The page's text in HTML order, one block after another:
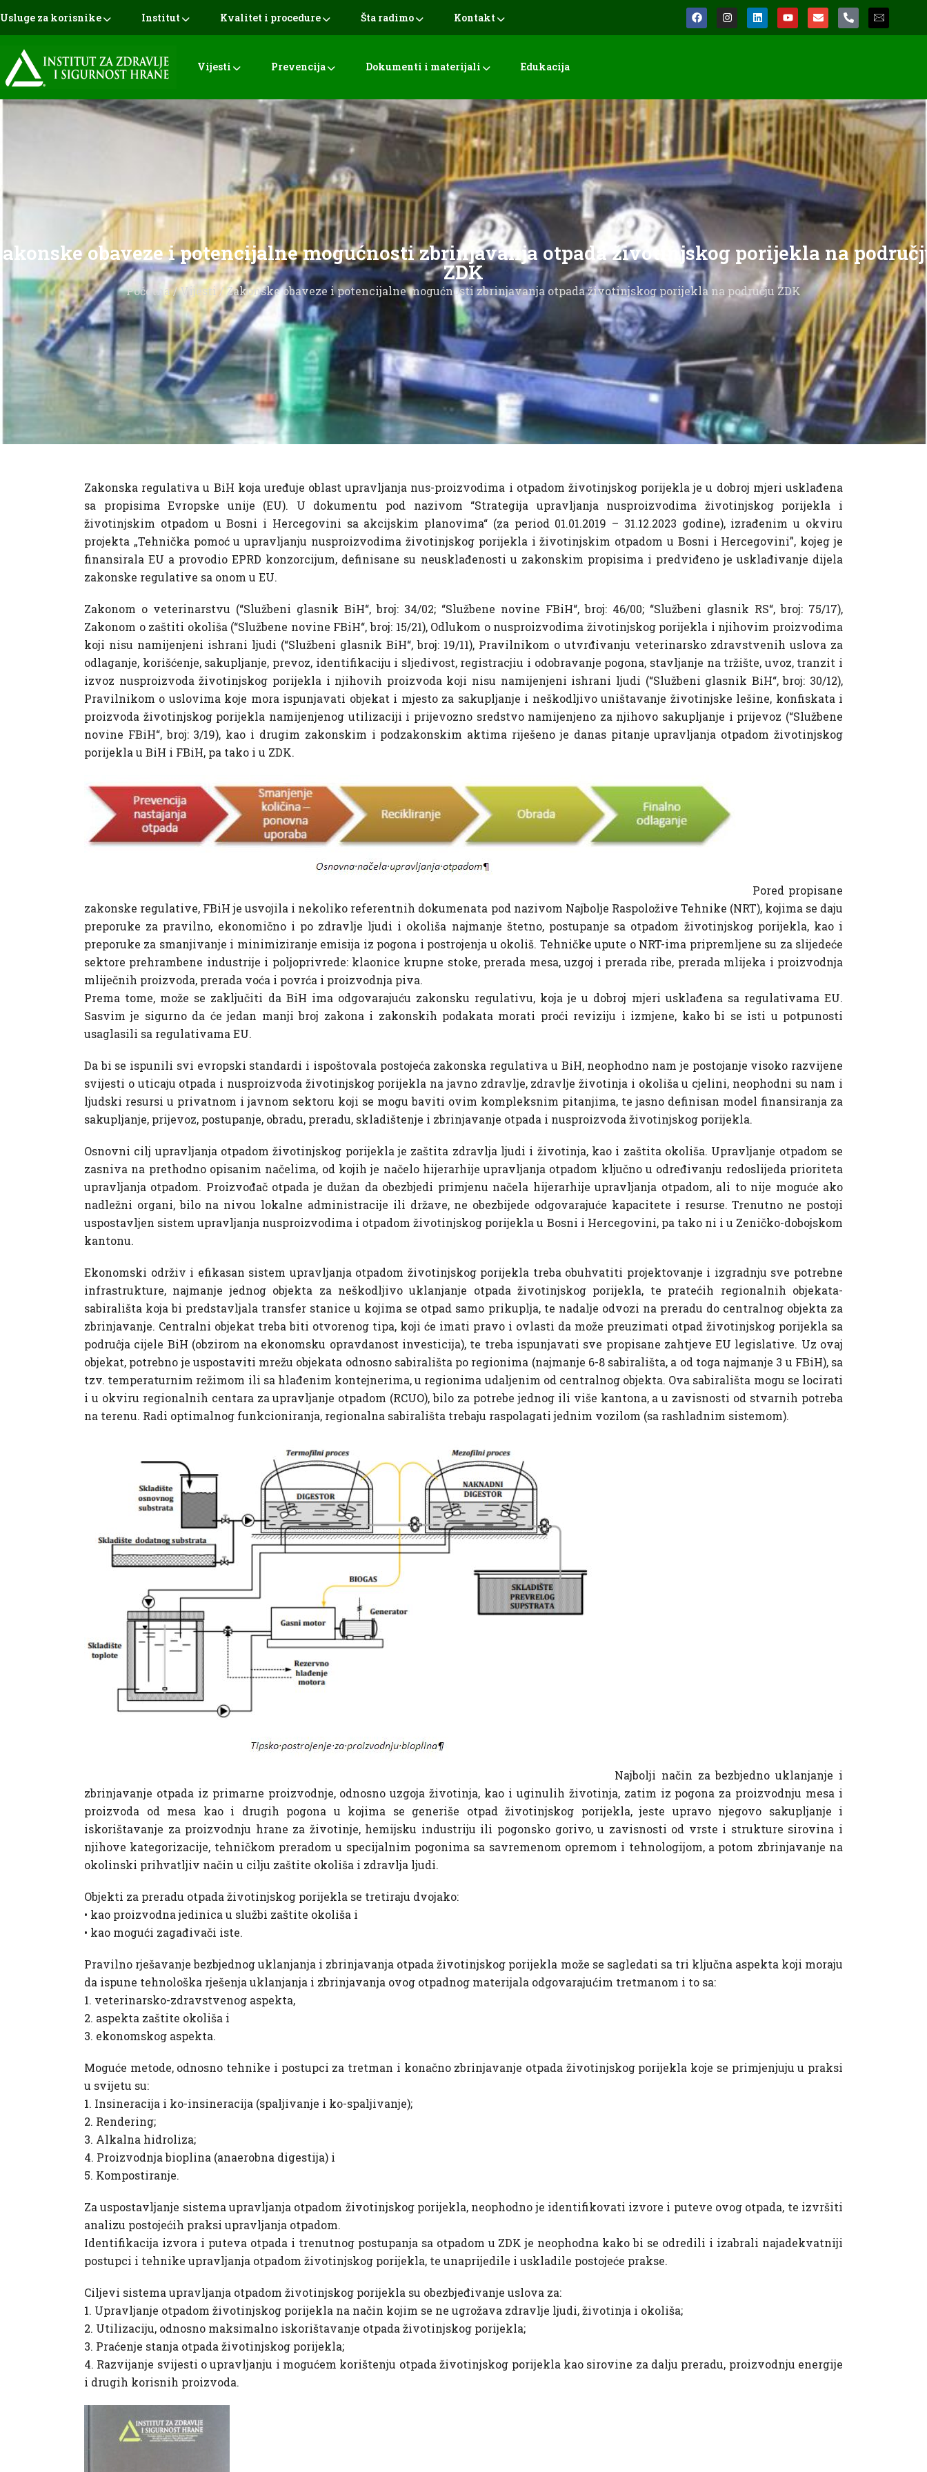
Usluge za korisnike Institut Kvalitet i procedure Šta radimo Kontakt
Vijesti Prevencija Dokumenti i materijali Edukacija
obaveze i potencijalne mogućnosti zbrinjavanja otpada životinjskog porijekla na
ZDK
Početna/Vijesti/ Zakonske obaveze i potencijalne mogućnosti zbrinjavanja otpada životinjskog porijekla na području ZDK
Zakonska regulativa u BiH koja uređuje oblast upravljanja nus-proizvodima i otpadom životinjskog porijekla je u dobroj mjeri usklađena
sa propisima Evropske unije (EU). U dokumentu pod nazivom “Strategija upravljanja nusproizvodima životinjskog porijekla i
životinjskim otpadom u Bosni i Hercegovini sa akcijskim planovima“ (za period 01.01.2019 – 31.12.2023 godine), izrađenim u okviru
projekta „Tehnička pomoć u upravljanju nusproizvodima životinjskog porijekla i životinjskim otpadom u Bosni i Hercegovini”, kojeg je
finansirala EU a provodio EPRD konzorcijum, definisane su neusklađenosti u zakonskim propisima i predviđeno je usklađivanje dijela
zakonske regulative sa onom u EU.
Zakonom o veterinarstvu (“Službeni glasnik BiH“, broj: 34/02; “Službene novine FBiH“, broj: 46/00; “Službeni glasnik RS“, broj: 75/17),
Zakonom o zaštiti okoliša (“Službene novine FBiH“, broj: 15/21), Odlukom o nusproizvodima životinjskog porijekla i njihovim proizvodima
koji nisu namijenjeni ishrani ljudi (“Službeni glasnik BiH“, broj: 19/11), Pravilnikom o utvrđivanju veterinarsko zdravstvenih uslova za
odlaganje, korišćenje, sakupljanje, prevoz, identifikaciju i sljedivost, registracjiu i odobravanje pogona, stavljanje na tržište, uvoz, tranzit i
izvoz nusproizvoda životinjskog porijekla i njihovih proizvoda koji nisu namijenjeni ishrani ljudi (“Službeni glasnik BiH“, broj: 30/12),
Pravilnikom o uslovima koje mora ispunjavati objekat i mjesto za sakupljanje i neškodljivo uništavanje životinjske lešine, konfiskata i
proizvoda životinjskog porijekla namijenjenog utilizaciji i prijevozno sredstvo namijenjeno za njihovo sakupljanje i prijevoz (“Službene
novine FBiH“, broj: 3/19), kao i drugim zakonskim i podzakonskim aktima riješeno je danas pitanje upravljanja otpadom životinjskog
porijekla u BiH i FBiH, pa tako i u ZDK.
Pored propisane
zakonske regulative, FBiH je usvojila i nekoliko referentnih dokumenata pod nazivom Najbolje Raspoložive Tehnike (NRT), kojima se daju
preporuke za pravilno, ekonomično i po zdravlje ljudi i okoliša najmanje štetno, postupanje sa otpadom životinjskog porijekla, kao i
preporuke za smanjivanje i minimiziranje emisija iz pogona i postrojenja u okoliš. Tehničke upute o NRT-ima pripremljene su za slijedeće
sektore prehrambene industrije i poljoprivrede: klaonice krupne stoke, prerada mesa, uzgoj i prerada ribe, prerada mlijeka i proizvodnja
mliječnih proizvoda, prerada voća i povrća i proizvodnja piva.
Prema tome, može se zaključiti da BiH ima odgovarajuću zakonsku regulativu, koja je u dobroj mjeri usklađena sa regulativama EU.
Sasvim je sigurno da će jedan manji broj zakona i zakonskih podakata morati proći reviziju i izmjene, kako bi se isti u potpunosti
usaglasili sa regulativama EU.
Da bi se ispunili svi evropski standardi i ispoštovala postojeća zakonska regulativa u BiH, neophodno nam je postojanje visoko razvijene
svijesti o uticaju otpada i nusproizvoda životinjskog porijekla na javno zdravlje, zdravlje životinja i okoliša u cjelini, neophodni su nam i
ljudski resursi u privatnom i javnom sektoru koji se mogu baviti ovim kompleksnim pitanjima, te jasno definisan model finansiranja za
sakupljanje, prijevoz, postupanje, obradu, preradu, skladištenje i zbrinjavanje otpada i nusproizvoda životinjskog porijekla.
Osnovni cilj upravljanja otpadom životinjskog porijekla je zaštita zdravlja ljudi i životinja, kao i zaštita okoliša. Upravljanje otpadom se
zasniva na prethodno opisanim načelima, od kojih je načelo hijerarhije upravljanja otpadom ključno u određivanju redoslijeda prioriteta
upravljanja otpadom. Proizvođač otpada je dužan da obezbjedi primjenu načela hijerarhije upravljanja otpadom, ali to nije moguće ako
nadležni organi, bilo na nivou lokalne administracije ili države, ne obezbijede odgovarajuće kapacitete i resurse. Trenutno ne postoji
uspostavljen sistem upravljanja nusproizvodima i otpadom životinjskog porijekla u Bosni i Hercegovini, pa tako ni i u Zeničko-dobojskom
kantonu.
Ekonomski održiv i efikasan sistem upravljanja otpadom životinjskog porijekla treba obuhvatiti projektovanje i izgradnju sve potrebne
infrastrukture, najmanje jednog objekta za neškodljivo uklanjanje otpada životinjskog porijekla, te pratećih regionalnih objekata-
sabirališta koja bi predstavljala transfer stanice u kojima se otpad samo prikuplja, te nadalje odvozi na preradu do centralnog objekta za
zbrinjavanje. Centralni objekat treba biti otvorenog tipa, koji će imati pravo i ovlasti da može preuzimati otpad životinjskog porijekla sa
podruĉja cijele BiH (obzirom na ekonomsku opravdanost investicija), te treba ispunjavati sve propisane zahtjeve EU legislative. Uz ovaj
objekat, potrebno je uspostaviti mrežu objekata odnosno sabirališta po regionima (najmanje 6-8 sabirališta, a od toga najmanje 3 u FBiH), sa
tzv. temperaturnim režimom ili sa hlađenim kontejnerima, u regionima udaljenim od centralnog objekta. Ova sabirališta mogu se locirati
i u okviru regionalnih centara za upravljanje otpadom (RCUO), bilo za potrebe jednog ili više kantona, a u zavisnosti od stvarnih potreba
na terenu. Radi optimalnog funkcioniranja, regionalna sabirališta trebaju raspolagati jednim vozilom (sa rashladnim sistemom).
Najbolji način za bezbjedno uklanjanje i
zbrinjavanje otpada iz primarne proizvodnje, odnosno uzgoja životinja, kao i uginulih životinja, zatim iz pogona za proizvodnju mesa i
proizvoda od mesa kao i drugih pogona u kojima se generiše otpad životinjskog porijekla, jeste upravo njegovo sakupljanje i
iskorištavanje za proizvodnju hrane za životinje, hemijsku industriju ili pogonsko gorivo, u zavisnosti od vrste i strukture sirovina i
njihove kategorizacije, tehničkom preradom u specijalnim pogonima sa savremenom opremom i tehnologijom, a potom zbrinjavanje na
okolinski prihvatljiv način u cilju zaštite okoliša i zdravlja ljudi.
Objekti za preradu otpada životinjskog porijekla se tretiraju dvojako:
• kao proizvodna jedinica u službi zaštite okoliša i
• kao mogući zagađivači iste.
Pravilno rješavanje bezbjednog uklanjanja i zbrinjavanja otpada životinjskog porijekla može se sagledati sa tri ključna aspekta koji moraju
da ispune tehnološka rješenja uklanjanja i zbrinjavanja ovog otpadnog materijala odgovarajućim tretmanom i to sa:
1. veterinarsko-zdravstvenog aspekta,
2. aspekta zaštite okoliša i
3. ekonomskog aspekta.
Moguće metode, odnosno tehnike i postupci za tretman i konačno zbrinjavanje otpada životinjskog porijekla koje se primjenjuju u praksi
u svijetu su:
1. Insineracija i ko-insineracija (spaljivanje i ko-spaljivanje);
2. Rendering;
3. Alkalna hidroliza;
4. Proizvodnja bioplina (anaerobna digestija) i
5. Kompostiranje.
Za uspostavljanje sistema upravljanja otpadom životinjskog porijekla, neophodno je identifikovati izvore i puteve ovog otpada, te izvršiti
analizu postojećih praksi upravljanja otpadom.
Identifikacija izvora i puteva otpada i trenutnog postupanja sa otpadom u ZDK je neophodna kako bi se odredili i izabrali najadekvatniji
postupci i tehnike upravljanja otpadom životinjskog porijekla, te unaprijedile i uskladile postojeće prakse.
Ciljevi sistema upravljanja otpadom životinjskog porijekla su obezbjeđivanje uslova za:
1. Upravljanje otpadom životinjskog porijekla na način kojim se ne ugrožava zdravlje ljudi, životinja i okoliša;
2. Utilizaciju, odnosno maksimalno iskorištavanje otpada životinjskog porijekla;
3. Praćenje stanja otpada životinjskog porijekla;
4. Razvijanje svijesti o upravljanju i mogućem korištenju otpada životinjskog porijekla kao sirovine za dalju preradu, proizvodnju energije
i drugih korisnih proizvoda.